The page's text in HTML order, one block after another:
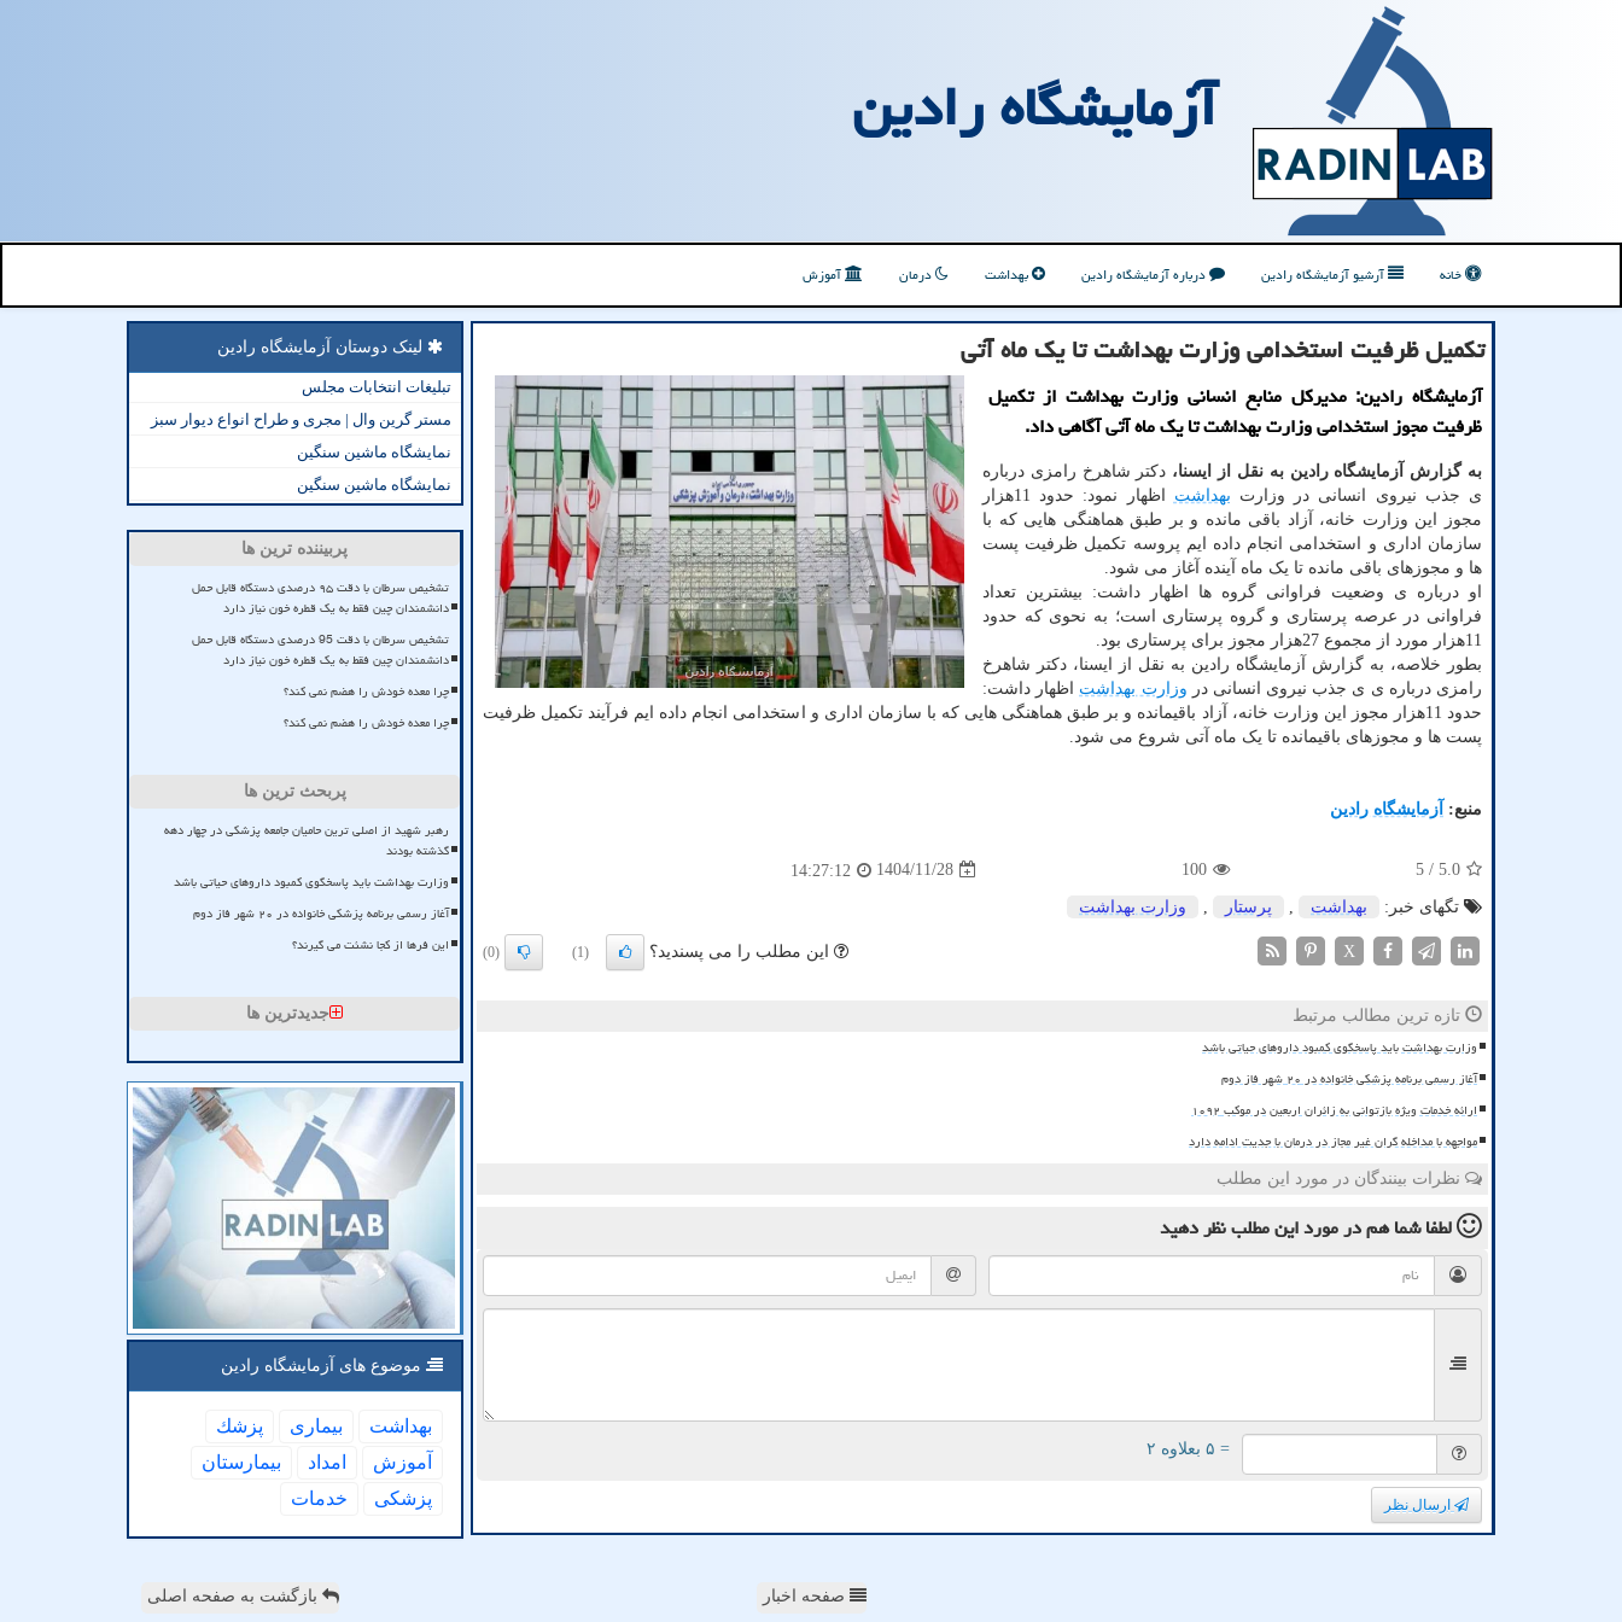
آزمایشگاه رادین
خانه آرشیو آزمایشگاه رادین درباره آزمایشگاه رادین بهداشت درمان آموزش
تکمیل ظرفیت استخدامی وزارت بهداشت تا یک ماه آتی
آزمایشگاه رادین: مدیرکل منابع انسانی وزارت بهداشت از تکمیل
ظرفیت مجوز استخدامی وزارت بهداشت تا یک ماه آتی آگاهی داد.
به گزارش آزمایشگاه رادین به نقل از ایسنا، دکتر شاهرخ رامزی درباره
ی جذب نیروی انسانی در وزارت بهداشت
اظهار نمود: حدود 11هزار
مجوز این وزارت خانه، آزاد باقی مانده و بر طبق هماهنگی هایی که با
سازمان اداری و استخدامی انجام داده ایم پروسه تکمیل ظرفیت پست
ها و مجوزهای باقی مانده تا یک ماه آینده آغاز می شود.
او درباره ی وضعیت فراوانی گروه ها اظهار داشت: بیشترین تعداد
فراوانی در عرصه پرستاری و گروه پرستاری است؛ به نحوی که حدود
11هزار مورد از مجموع 27هزار مجوز برای پرستاری بود.
بطور خلاصه، به گزارش آزمایشگاه رادین به نقل از ایسنا، دکتر شاهرخ
رامزی درباره ی ی جذب نیروی انسانی در وزارت بهداشت اظهار داشت:
حدود 11هزار مجوز این وزارت خانه، آزاد باقیمانده و بر طبق هماهنگی هایی که با سازمان اداری و استخدامی انجام داده ایم فرآیند تکمیل ظرفیت
پست ها و مجوزهای باقیمانده تا یک ماه آتی شروع می شود.
منبع: آزمایشگاه رادین
5.0
/ 5
100
1404/11/28
14:27:12
تگهای خبر:
بهداشت پرستار وزارت بهداشت
X این مطلب را می پسندید؟ (1)
(0)
تازه ترین مطالب مرتبط
وزارت بهداشت باید پاسخگوی کمبود داروهای حیاتی باشد
آغاز رسمی برنامه پزشکی خانواده در ۲۰ شهر فاز دوم
ارائه خدمات ویژه بازتوانی به زائران اربعین در موکب ۱۰۹۲
مواجهه با مداخله گران غیر مجاز در درمان با جدیت ادامه دارد
نظرات بینندگان در مورد این مطلب
لطفا شما همدر مورد این مطلبنظر دهید
= ۵ بعلاوه ۲
ارسال نظر
لینک دوستان آزمایشگاه رادین
تبلیغات انتخابات مجلس
مستر گرین وال | مجری و طراح انواع دیوار سبز
نمایشگاه ماشین سنگین
نمایشگاه ماشین سنگین
پربیننده ترین ها
تشخیص سرطان با دقت ۹۵ درصدی دستگاه قابل حمل
دانشمندان چین فقط به یک قطره خون نیاز دارد
تشخیص سرطان با دقت 95 درصدی دستگاه قابل حمل
دانشمندان چین فقط به یک قطره خون نیاز دارد
چرا معده خودش را هضم نمی کند؟
چرا معده خودش را هضم نمی کند؟
پربحث ترین ها
رهبر شهید از اصلی ترین حامیان جامعه پزشکی در چهار دهه
گذشته بودند
وزارت بهداشت باید پاسخگوی کمبود داروهای حیاتی باشد
آغاز رسمی برنامه پزشکی خانواده در ۲۰ شهر فاز دوم
این فرها از کجا نشئت می گیرند؟
جدیدترین ها
موضوع های آزمایشگاه رادین
بهداشت بیماری
پزشك
آموزش
امداد
بیمارستان
پزشكی
خدمات
صفحه اخبار بازگشت به صفحه اصلی